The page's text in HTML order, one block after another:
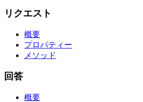
リクエスト
概要
プロパティー
メソッド
回答
概要